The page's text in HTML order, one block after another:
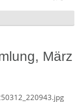
März